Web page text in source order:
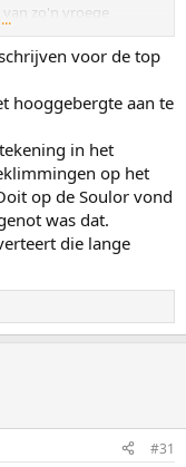
zo'n vroege
op de eerste
het verschil
voor zo'n scenario.
en die breekt de
berggebieden wel
die en die berg
dus heb je overal
Doree, en dan een
dezelfde weg weer
ben toen door de
ook nog effe doen'
immers maar 3,3
beneden erg hard
voor de top
hooggebergte aan te
in het
op het
op de Soulor vond
was dat.
die lange
#31